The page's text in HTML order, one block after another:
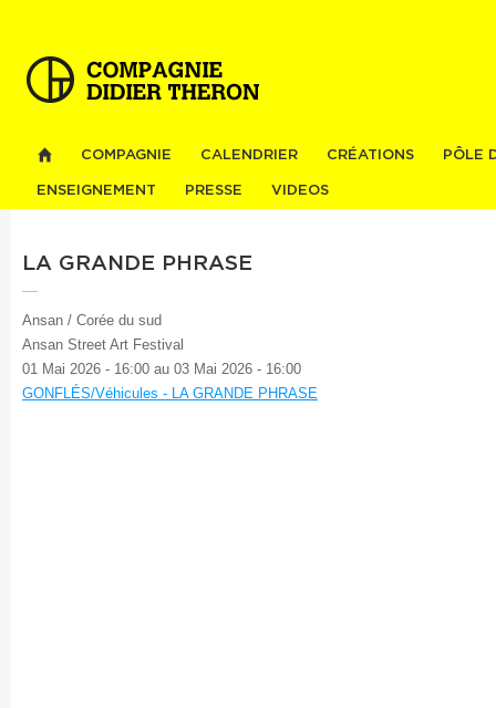
COMPAGNIE CALENDRIER CRÉATIONS PÔLE
ENSEIGNEMENT PRESSE VIDEOS
LA GRANDE PHRASE
Ansan / Corée du sud
Ansan Street Art Festival
01 Mai 2026 - 16:00 au 03 Mai 2026 - 16:00
GONFLÉS/Véhicules - LA GRANDE PHRASE